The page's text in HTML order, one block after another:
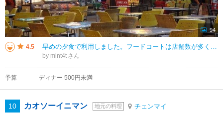
94
4.5 早めの夕食で利用しました。フードコートは店舗数が多く、魚やのように生のシーフードを並べているお店を利用しましたが、美味しかったです。2人で3皿注文し、450バーツでした。17時半頃、入ったころは空いていましたが、1時間後に
by mint4t
予算 ディナー 500円未満
10 カオソーイニマン 地元の料理 チェンマイ